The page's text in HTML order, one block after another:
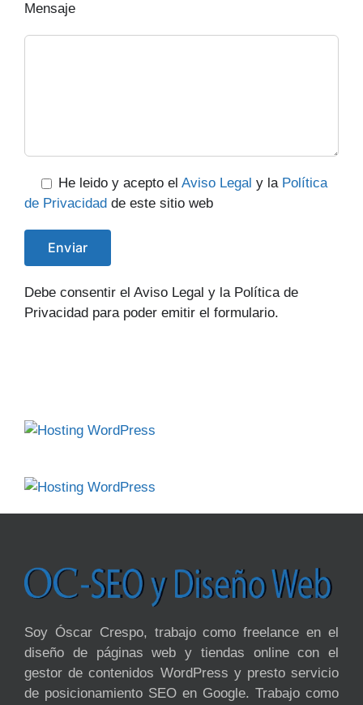
Mensaje
He leido y acepto el Aviso Legal y la Política
de Privacidad de este sitio web
Debe consentir el Aviso Legal y la Política de
Privacidad para poder emitir el formulario.
Soy Óscar Crespo, trabajo como freelance en el
diseño de páginas web y tiendas online con el
gestor de contenidos WordPress y presto servicio
de posicionamiento SEO en Google. Trabajo como